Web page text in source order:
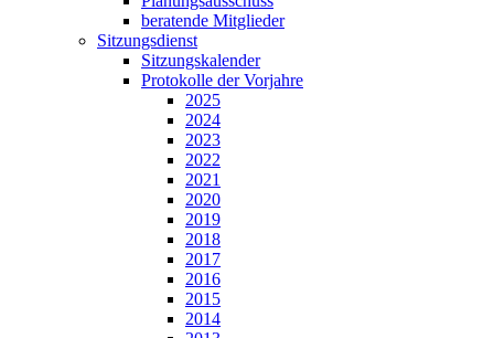
beratende Mitglieder
Sitzungsdienst
Sitzungskalender
Protokolle der Vorjahre
2025
2024
2023
2022
2021
2020
2019
2018
2017
2016
2015
2014